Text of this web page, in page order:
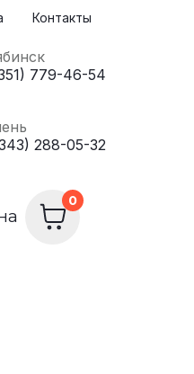
Контакты
779-46-54
288-05-32